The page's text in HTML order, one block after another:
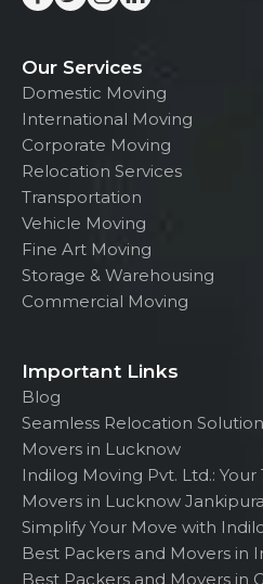
Our Services
Domestic Moving
International Moving
Corporate Moving
Relocation Services
Transportation
Vehicle Moving
Fine Art Moving
Storage & Warehousing
Commercial Moving
Important Links
Blog
Seamless Relocation
Movers in Lucknow
Indilog Moving Pvt. Ltd.:
Movers in Lucknow
Simplify Your Move with
Best Packers and Movers in
Best Packers and Movers in